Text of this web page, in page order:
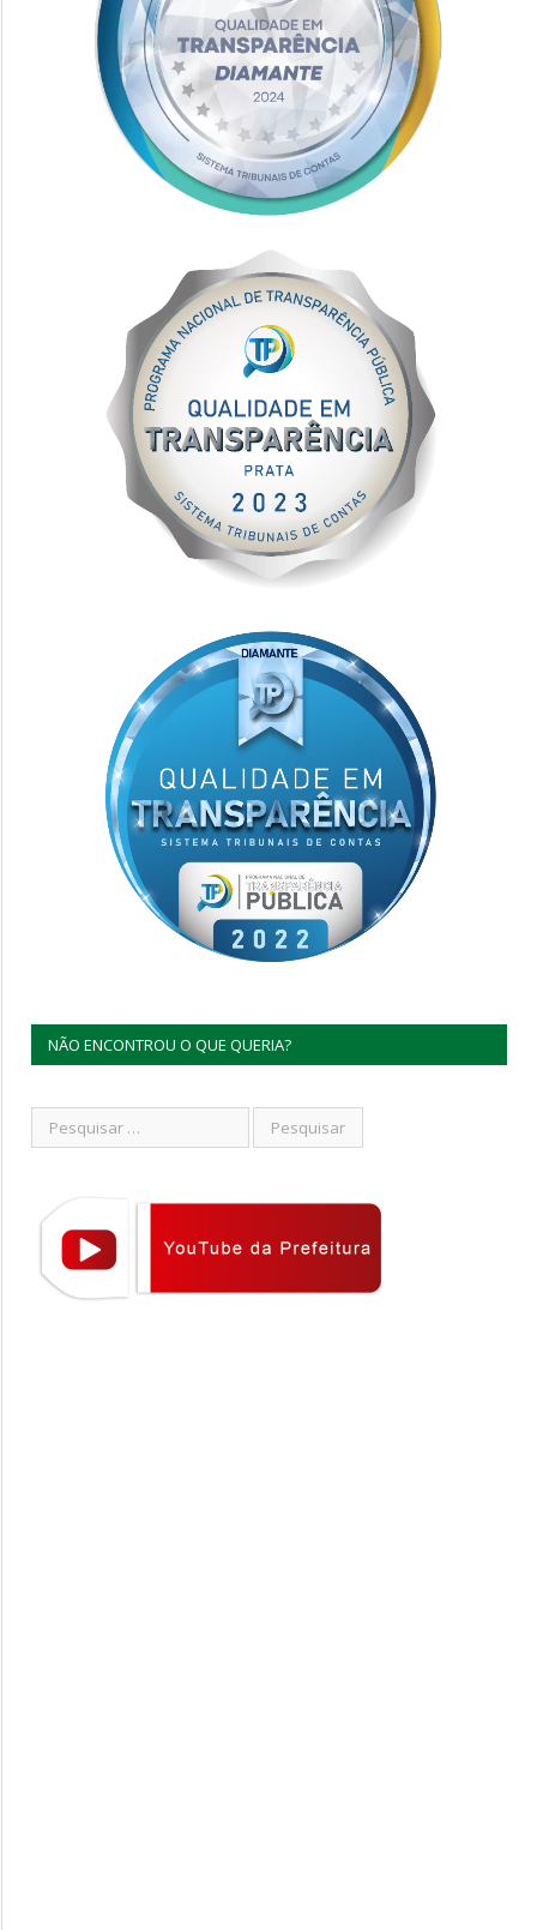
NÃO ENCONTROU O QUE QUERIA?